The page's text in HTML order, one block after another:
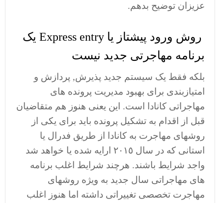
عزیزان توضیح بدهم.
روش ورود پیشتاز یا Express entry یک
برنامه مهاجرتی جدید نیست
بلکه فقط یک سیستم جدید پذیرش, پردازش و
امتیازبندی برای بهبود مدیریت پرونده های
مهاجراتی کانادا است. این یعنی هنوز هم متقاضیان
قبل از اقدام به تشکیل پرونده باید برای یکی از
روشهای مهاجرت به کانادا از طریق فدرال یا
استانی که در سال ٢٠١٥ ارایه شده یا خواهد شد
واجد شرایط باشند. هرچند شرایط اغلب برنامه
های مهاجراتی سال جدید به ویژه روشهای
مهاجرت تخصصی تغییراتی داشته اما هنوز اغلب